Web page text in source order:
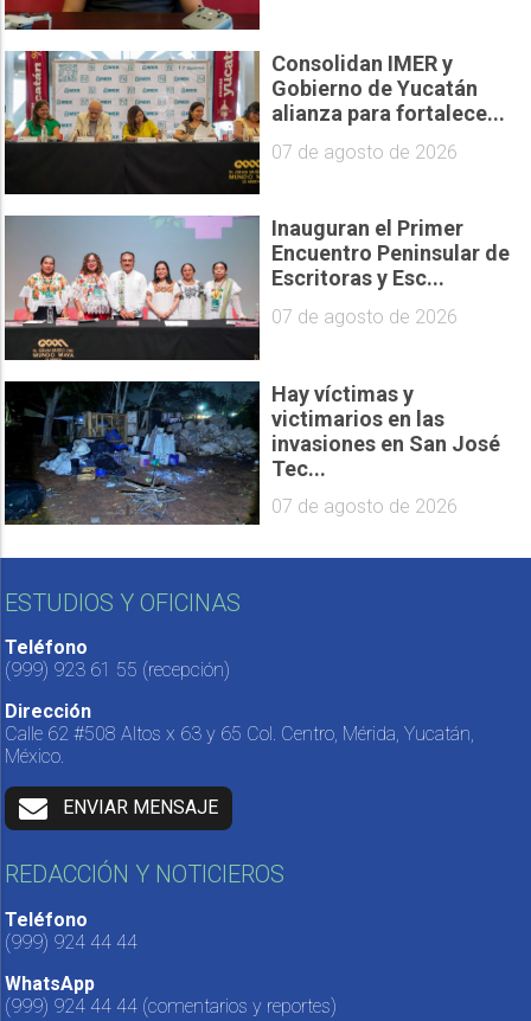
Consolidan IMER y
Gobierno de Yucatán
alianza para fortalece...
07 de agosto de 2026
Inauguran el Primer
Encuentro Peninsular de
Escritoras y Esc...
07 de agosto de 2026
Hay víctimas y
victimarios en las
invasiones en San José
Tec...
07 de agosto de 2026
ESTUDIOS Y OFICINAS
Teléfono
(999) 923 61 55 (recepción)
Dirección
Calle 62 #508 Altos x 63 y 65 Col. Centro, Mérida, Yucatán,
México.
ENVIAR MENSAJE
REDACCIÓN Y NOTICIEROS
Teléfono
(999) 924 44 44
WhatsApp
(999) 924 44 44 (comentarios y reportes)